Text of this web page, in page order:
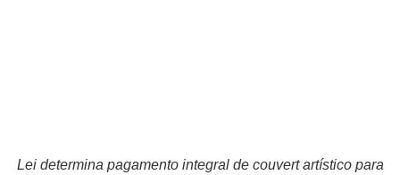
Lei determina pagamento integral de couvert artístico para